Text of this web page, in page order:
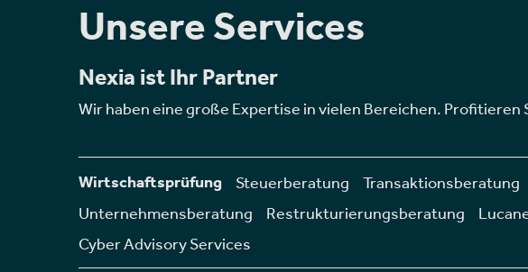
Unsere Services
Nexia ist Ihr Partner
Wir haben eine große Expertise in vielen Bereichen. Profitieren
Wirtschaftsprüfung Steuerberatung Transaktionsberatung
Unternehmensberatung
Restrukturierungsberatung
Cyber Advisory Services